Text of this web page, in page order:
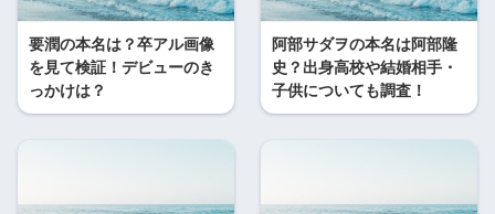
要潤の本名は？卒アル画像
を見て検証！デビューのき
っかけは？
阿部サダヲの本名は阿部隆
史？出身高校や結婚相手・
子供についても調査！